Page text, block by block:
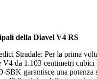
della Diavel V4 RS
Stradale: Per la prima
V4 da 1.103 centimetri cubici
SBK garantisce una potenza